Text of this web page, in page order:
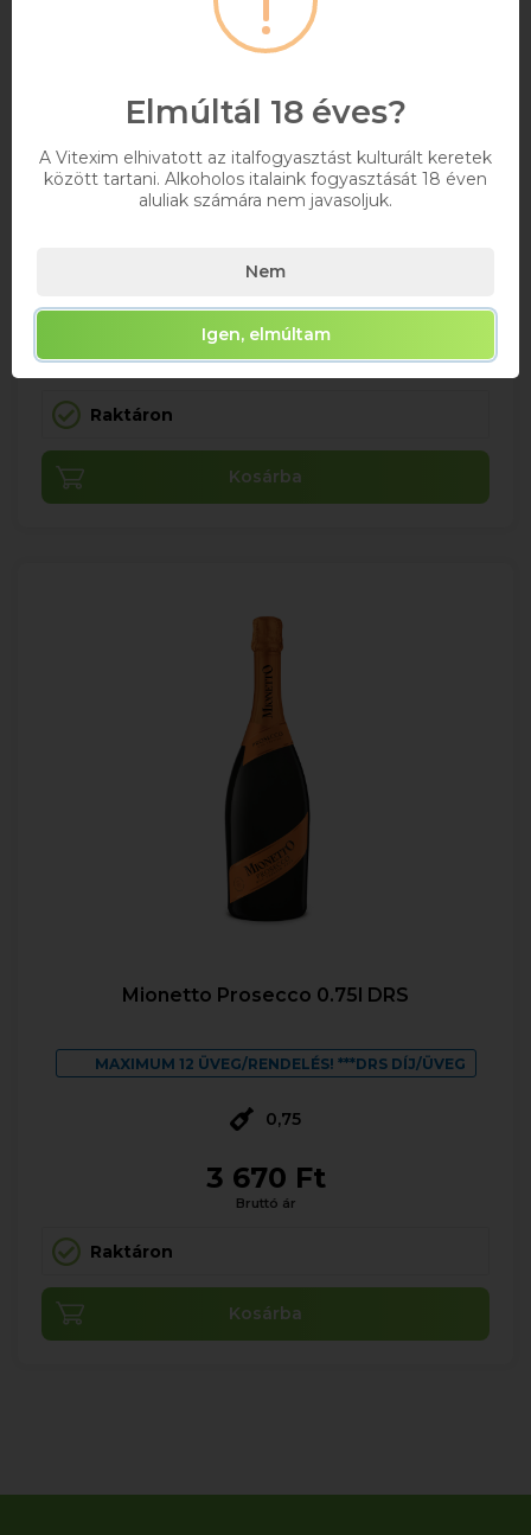
Mionetto Prosecco 0.2l DRS
0,2
1 175 Ft
Bruttó ár
Raktáron
Kosárba
Mionetto Prosecco 0.75l DRS
MAXIMUM 12 ÜVEG/RENDELÉS! ***DRS DÍJ/ÜVEG
0,75
3 670 Ft
Bruttó ár
Raktáron
Kosárba
Elmúltál 18 éves?
A Vitexim elhivatott az italfogyasztást kulturált keretek
között tartani. Alkoholos italaink fogyasztását 18 éven
aluliak számára nem javasoljuk.
Nem
Igen, elmúltam